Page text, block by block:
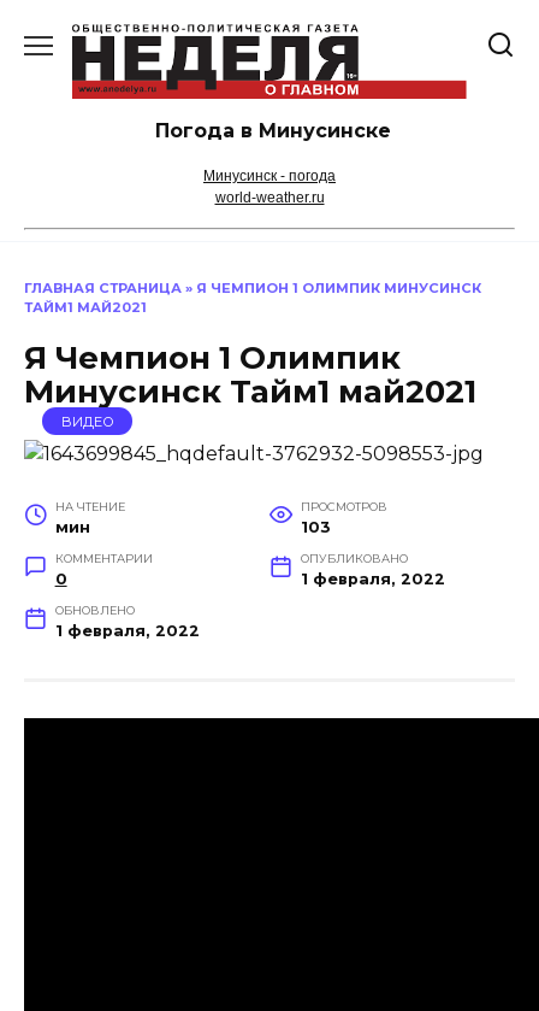
содержанию
Погода в Минусинске
Минусинск - погода
world-weather.ru
ГЛАВНАЯ СТРАНИЦА » Я ЧЕМПИОН 1 ОЛИМПИК МИНУСИНСК
ТАЙМ1 МАЙ2021
Я Чемпион 1 Олимпик
Минусинск Тайм1 май2021
ВИДЕО
НА ЧТЕНИЕ
мин
ПРОСМОТРОВ
103
КОММЕНТАРИИ
0
ОПУБЛИКОВАНО
1 февраля, 2022
ОБНОВЛЕНО
1 февраля, 2022